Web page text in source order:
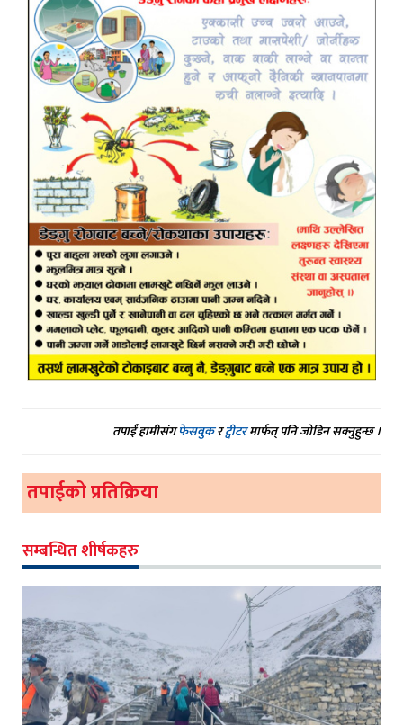
तपाईं हामीसंगफेसबुकरट्वीटरमार्फत् पनि जोडिन सक्नुहुन्छ ।
तपाईको प्रतिक्रिया
सम्बन्धित शीर्षकहरु